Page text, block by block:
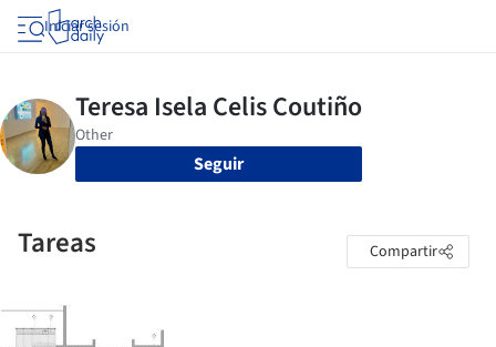
Iniciar sesión
Seguir
Tareas Compartir